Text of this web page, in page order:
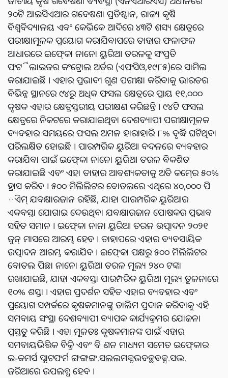
୨୦ଟି ଆଇସିଏଆର ଗବେଷଣା ପ୍ରତିଷ୍ଠାନ, ରାଜ୍ୟ କୃଷି
ବିଶ୍ୱବିଦ୍ୟାଳୟ ଏବଂ କେଭିକେ ଆଦିରେ ୪୩ଟି ଶସ୍ୟ କ୍ଷେତ୍ରରେ
ପରୀକ୍ଷାମୂଳକ ପ୍ରୟୋଗ କରାଯିବାପରେ ତାହାର ଫଳାଫଳ
ଆଧାରରେ ଇଫ୍‍କୋ ନାନୋ ୟୁରିଆ ତରଳକୁ ସଂପ୍ରତି
ଫର୍ଟିଲାଇଜର କଂଟ୍ରୋଲ ଅର୍ଡର (ଏଫସିଓ,୧୯୮୫)ରେ ସାମିଲ
କରାଯାଇଛି । ଏହାର ପ୍ରଭାବୀ ଗୁଣ ପରୀକ୍ଷା କରିବାକୁ ଭାରତର
ବିଭିନ୍ନ ସ୍ଥାନରେ ୯୪ରୁ ଅଧିକ ଫସଲ କ୍ଷେତ୍ରରେ ପ୍ରାୟ ୧୧,୦୦୦
କୃଷକ ଏହାର କ୍ଷେତ୍ରସ୍ତରୀୟ ପରୀକ୍ଷଣ କରିଛନ୍ତି । ୯୪ଟି ଫସଲ
କ୍ଷେତ୍ରରେ ନିକଟରେ କରାଯାଇଥିବା ଦେଶବ୍ୟାପୀ ପରୀକ୍ଷାମୂଳକ
ବ୍ୟବହାର ସମୟରେ ଫସଲ ଅମଳ ହାରାହାରି ୮% ବୃଦ୍ଧି ଘଟିଥିବା
ପରିଲକ୍ଷିତ ହୋଇଛି । ପାରମ୍ପରିକ ୟୁରିଆ ବଦଳରେ ବ୍ୟବହାର
କରାଯିବା ପାଇଁ ଇଫ୍‍କୋ ନାନୋ ୟୁରିଆ ତରଳ ବିକଶିତ
କରାଯାଇଛି ଏବଂ ଏହା ତାହାର ଆବଶ୍ୟକତାକୁ ଅତି କମ୍‍ରେ ୫୦%
ହ୍ରାସ କରିବ । ୫୦୦ ମିଲିଲିଟର ବୋତଲରେ ଏଥିରେ ୪୦,୦୦୦ ପି
ିଏମ୍‍ ଯବକ୍ଷାରଜାନ ରହିଛି, ଯାହା ପାରମ୍ପରିକ ୟୁରିଆର
ଏକବସ୍ତା ଯୋଗାଇ ଦେଉଥିବା ଯବକ୍ଷାରଜାନ ପୋଷକର ପ୍ରଭାବ
ସହିତ ସମାନ । ଇଫ୍‍କୋ ନାନା ୟୁରିଆ ତରଳ ଉତ୍ପାଦନ ୨୦୨୧
ଜୁନ୍‍ ମାସରେ ଆରମ୍ଭ ହେବ । ତାହାପରେ ଏହାର ବ୍ୟବସାୟିକ
ଉତ୍ପାଦନ ଆରମ୍ଭ କରାଯିବ । ଇଫ୍‍କୋ ପକ୍ଷରୁ ୫୦୦ ମିଲିଲିଟର
ବୋତଲ ପିଛା ନାନୋ ୟୁରିଆ ତରଳ ମୂଲ୍ୟ ୨୪୦ ଟଙ୍କା
ରଖାଯାଇଛି, ଯାହା ଏକବସ୍ତା ପାରମ୍ପରିକ ୟୁରିଆ ମୂଲ୍ୟ ତୁଳନାରେ
୧୦% ଶସ୍ତା । ଏହାର ପ୍ରଦର୍ଶନ ସହିତ ଏହାର ବ୍ୟବହାର ଏବଂ
ପ୍ରୟୋଗ ସମ୍ପର୍କରେ କୃଷକମାନଙ୍କୁ ତାଲିମ ପ୍ରଦାନ କରିବାକୁ ଏହି
ସମବାୟ ସଂସ୍ଥା ଦେଶବ୍ୟାପୀ ବ୍ୟାପକ କାର୍ଯ୍ୟକ୍ରମର ଯୋଜନା
ପ୍ରସ୍ତୁତ କରିଛି । ଏହା ମୂଳତଃ କୃଷକମାନଙ୍କ ପାଇଁ ଏହାର
ସମବାୟଭିତ୍ତିକ ବିକ୍ରି ଏବଂ ବି ଣନ ମାଧ୍ୟମ ସମେତ ଇଫ୍‍କୋର
ଇ-କମର୍ସ ପ୍ଲାଟଫର୍ମ ଙ୍ଗଙ୍ଗଙ୍ଗ.ସଲଲମକ୍ଟଭବଚ୍ଛବକ୍ସ.ସଦ୍ଭ.
ଜରିଆରେ ଉପଲବ୍ଧ ହେବ ।